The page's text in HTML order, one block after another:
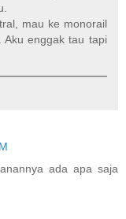
mau ke monorail
Aku enggak tau tapi
ada apa saja